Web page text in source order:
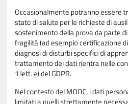
Occasionalmente potranno essere
stato di salute per le richieste di
sostenimento della prova da parte
fragilità (ad esempio certificazione
diagnosi di disturbi specifici di
trattamento dei dati rientra nelle
1 lett. e) del GDPR.
Nel contesto del MOOC, i dati
limitati a quelli strettamente